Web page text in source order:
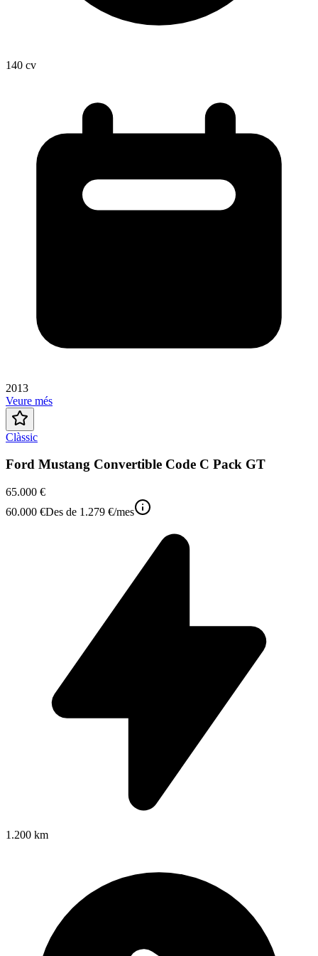
140 cv
2013
Veure més
Clàssic
Ford Mustang Convertible Code C Pack GT
65.000 €
60.000 €Des de 1.279 €/mes
1.200 km